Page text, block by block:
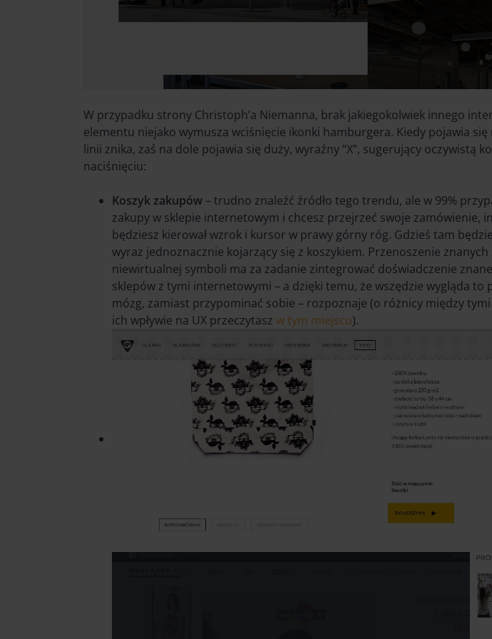
W przypadku strony Christoph’a Niemanna, brak jakiegokolwiek innego
elementu niejako wymusza wciśnięcie ikonki hamburgera. Kiedy pojawia
linii znika, zaś na dole pojawia się duży, wyraźny “X”, sugerujący oczywistą
naciśnięciu:
Koszyk zakupów – trudno znaleźć źródło tego trendu, ale w 99%
zakupy w sklepie internetowym i chcesz przejrzeć swoje zamówienie,
będziesz kierował wzrok i kursor w prawy górny róg. Gdzieś tam
wyraz jednoznacznie kojarzący się z koszykiem. Przenoszenie
niewirtualnej symboli ma za zadanie zintegrować doświadczenie
sklepów z tymi internetowymi – a dzięki temu, że wszędzie wygląda to
mózg, zamiast przypominać sobie – rozpoznaje (o różnicy między
ich wpływie na UX przeczytasz w tym miejscu).